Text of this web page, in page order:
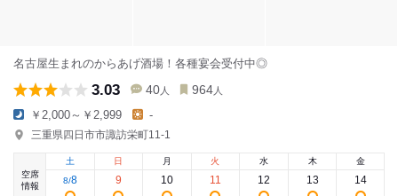
名古屋生まれのからあげ酒場！各種宴会受付中◎
3.03 40 人 964 人
￥2,000～￥2,999 -
三重県四日市市諏訪栄町11-1
空席
情報
土
8/8
日
9
月
10
火
11
水
12
木
13
金
14